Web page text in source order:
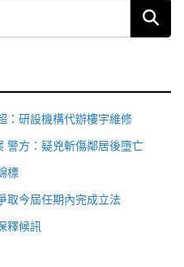
：研設機構代辦樓宇維修
警方：疑兇斬傷鄰居後墮亡
標
取今屆任期內完成立法
釋候訊